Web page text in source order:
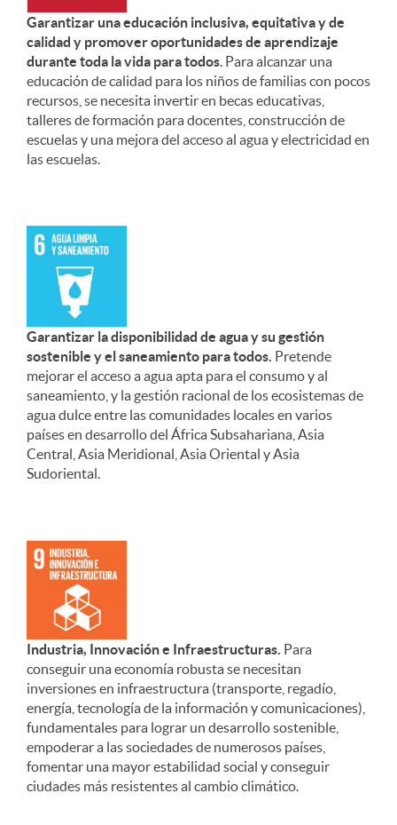
Garantizar una educación inclusiva, equitativa y de
calidad y promover oportunidades de aprendizaje
durante toda la vida para todos. Para alcanzar una
educación de calidad para los niños de familias con pocos
recursos, se necesita invertir en becas educativas,
talleres de formación para docentes, construcción de
escuelas y una mejora del acceso al agua y electricidad en
las escuelas.
Garantizar la disponibilidad de agua y su gestión
sostenible y el saneamiento para todos. Pretende
mejorar el acceso a agua apta para el consumo y al
saneamiento, y la gestión racional de los ecosistemas de
agua dulce entre las comunidades locales en varios
países en desarrollo del África Subsahariana, Asia
Central, Asia Meridional, Asia Oriental y Asia
Sudoriental.
Industria, Innovación e Infraestructuras. Para
conseguir una economía robusta se necesitan
inversiones en infraestructura (transporte, regadío,
energía, tecnología de la información y comunicaciones),
fundamentales para lograr un desarrollo sostenible,
empoderar a las sociedades de numerosos países,
fomentar una mayor estabilidad social y conseguir
ciudades más resistentes al cambio climático.